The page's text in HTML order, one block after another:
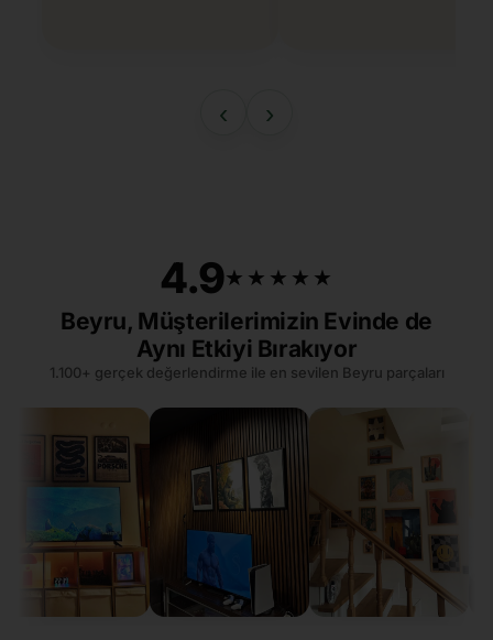
‹ ›
4.9★★★★★
★★★★★
Beyru, Müşterilerimizin Evinde de
Aynı Etkiyi Bırakıyor
1.100+ gerçek değerlendirme ile en sevilen Beyru parçaları